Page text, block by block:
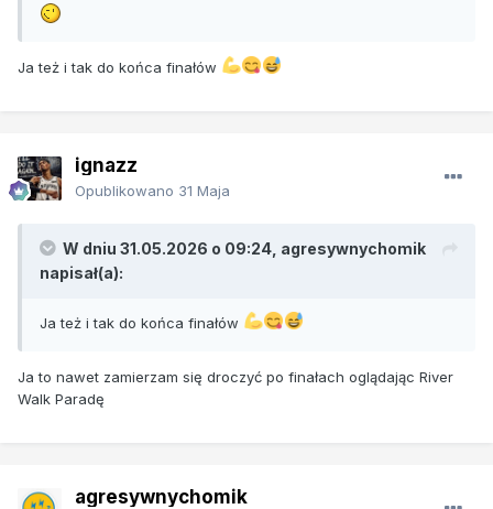
Ja też i tak do końca finałów
ignazz
Opublikowano 31 Maja
W dniu 31.05.2026 o 09:24, agresywnychomik
napisał(a):
Ja też i tak do końca finałów
Ja to nawet zamierzam się droczyć po finałach oglądając River
Walk Paradę
agresywnychomik